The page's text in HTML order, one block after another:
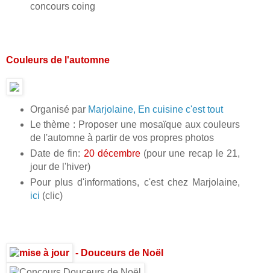
concours coing
Couleurs de l'automne
Organisé par Marjolaine, En cuisine c'est tout
Le thème : Proposer une mosaïque aux couleurs
de l'automne à partir de vos propres photos
Date de fin: 20 décembre(pour une recap le 21,
jour de l'hiver)
Pour plus d'informations, c'est chez Marjolaine,
ici (clic)
- Douceurs de Noël